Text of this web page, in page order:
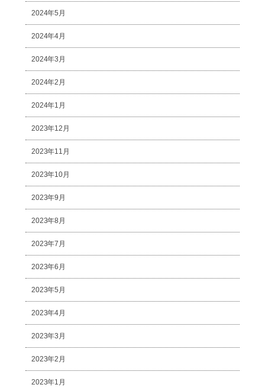
2024年5月
2024年4月
2024年3月
2024年2月
2024年1月
2023年12月
2023年11月
2023年10月
2023年9月
2023年8月
2023年7月
2023年6月
2023年5月
2023年4月
2023年3月
2023年2月
2023年1月